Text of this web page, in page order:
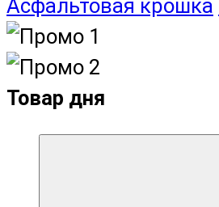
Асфальтовая крошка
Товар дня